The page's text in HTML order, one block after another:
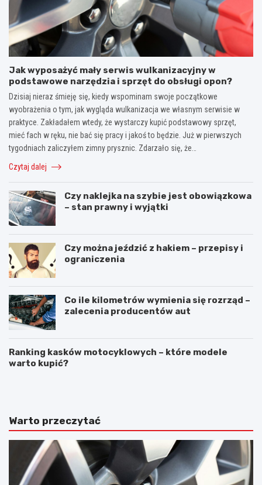
Jak wyposażyć mały serwis wulkanizacyjny w
podstawowe narzędzia i sprzęt do obsługi opon?
Dzisiaj nieraz śmieję się, kiedy wspominam swoje początkowe
wyobrażenia o tym, jak wygląda wulkanizacja we własnym serwisie w
praktyce. Zakładałem wtedy, że wystarczy kupić podstawowy sprzęt,
mieć fach w ręku, nie bać się pracy i jakoś to będzie. Już w pierwszych
tygodniach zaliczyłem zimny prysznic. Zdarzało się, że…
Czytaj dalej
Czy naklejka na szybie jest obowiązkowa
– stan prawny i wyjątki
Czy można jeździć z hakiem – przepisy i
ograniczenia
Co ile kilometrów wymienia się rozrząd –
zalecenia producentów aut
Ranking kasków motocyklowych – które modele
warto kupić?
N
w
a
s
A
a
s
a
Warto przeczytać